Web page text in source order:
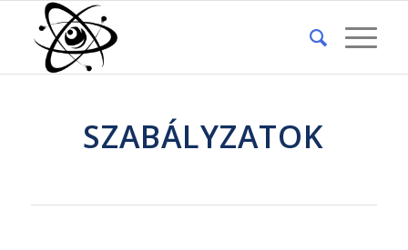
SZABÁLYZATOK